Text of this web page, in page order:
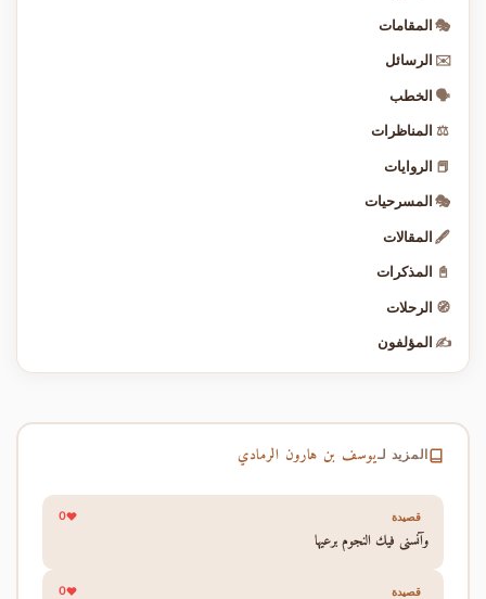
🎭 المقامات
✉️ الرسائل
🗣️ الخطب
⚖️ المناظرات
📕 الروايات
🎭 المسرحيات
🖋️ المقالات
📓 المذكرات
🧭 الرحلات
✍️ المؤلفون
المزيد لـيوسف بن هارون الرمادي
قصيدة 0
وآنسني فيك النجوم برعيها
قصيدة 0